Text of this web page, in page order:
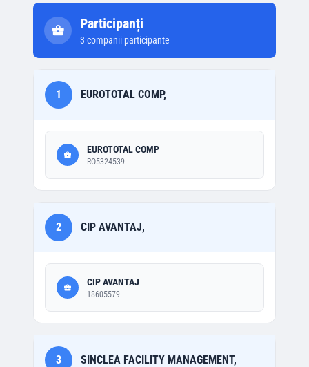
Participanți
3 companii participante
1 EUROTOTAL COMP,
EUROTOTAL COMP
RO5324539
2 CIP AVANTAJ,
CIP AVANTAJ
18605579
3 SINCLEA FACILITY MANAGEMENT,